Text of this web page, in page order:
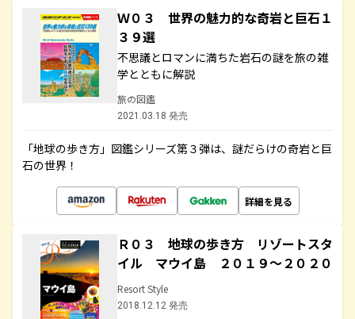
Ｗ０３ 世界の魅力的な奇岩と巨石１
３９選
不思議とロマンに満ちた岩石の謎を旅の雑
学とともに解説
旅の図鑑
2021.03.18 発売
「地球の歩き方」図鑑シリーズ第３弾は、謎だらけの奇岩と巨
石の世界！
詳細を見る
Ｒ０３ 地球の歩き方 リゾートスタ
イル マウイ島 ２０１９～２０２０
Resort Style
2018.12.12 発売